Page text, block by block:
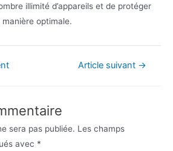
illimité d’appareils et de protéger
optimale.
Article suivant →
sera pas publiée. Les champs
avec *